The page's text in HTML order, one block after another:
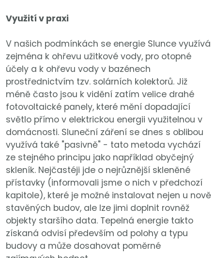
Využití v praxi
V našich podmínkách se energie Slunce využívá
zejména k ohřevu užitkové vody, pro otopné
účely a k ohřevu vody v bazénech
prostřednictvím tzv. solárních kolektorů. Již
méně často jsou k vidění zatím velice drahé
fotovoltaické panely, které mění dopadající
světlo přímo v elektrickou energii využitelnou v
domácnosti. Sluneční záření se dnes s oblibou
využívá také "pasivně" - tato metoda vychází
ze stejného principu jako například obyčejný
skleník. Nejčastéji jde o nejrůznější skleněné
přístavky (informovali jsme o nich v předchozí
kapitole), které je možné instalovat nejen u nově
stavěných budov, ale lze jimi doplnit rovněž
objekty staršího data. Tepelná energie takto
získaná odvisí především od polohy a typu
budovy a může dosahovat poměrné